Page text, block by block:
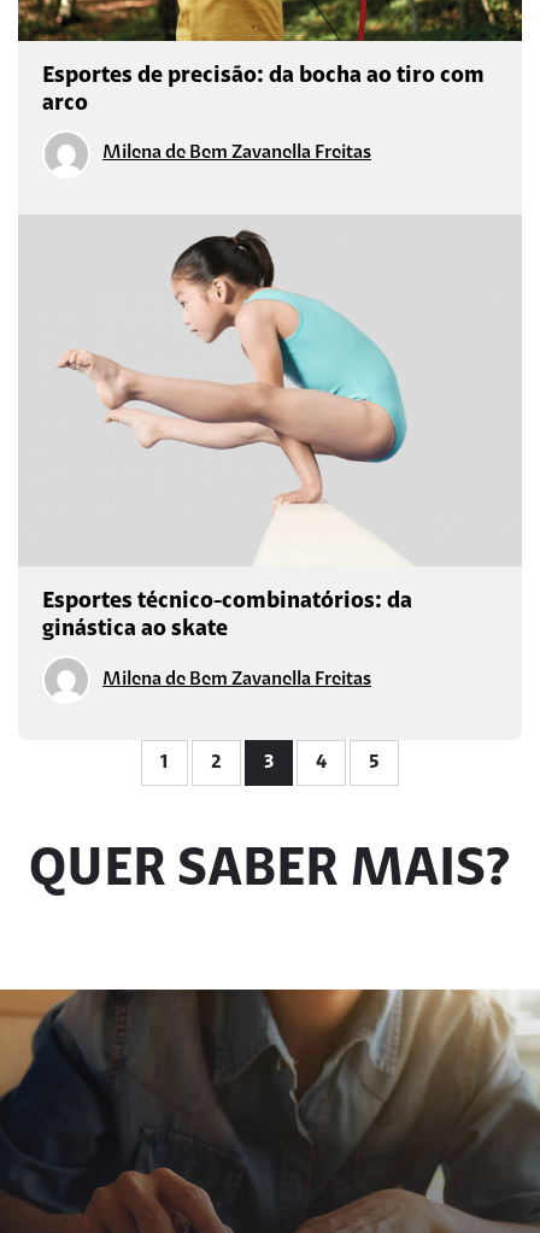
Esportes de precisão: da bocha ao tiro com
arco
Milena de Bem Zavanella Freitas
Esportes técnico-combinatórios: da
ginástica ao skate
Milena de Bem Zavanella Freitas
1 2 3 4 5
QUER SABER MAIS?